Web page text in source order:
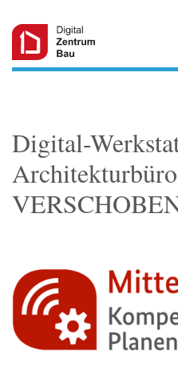
Digital-